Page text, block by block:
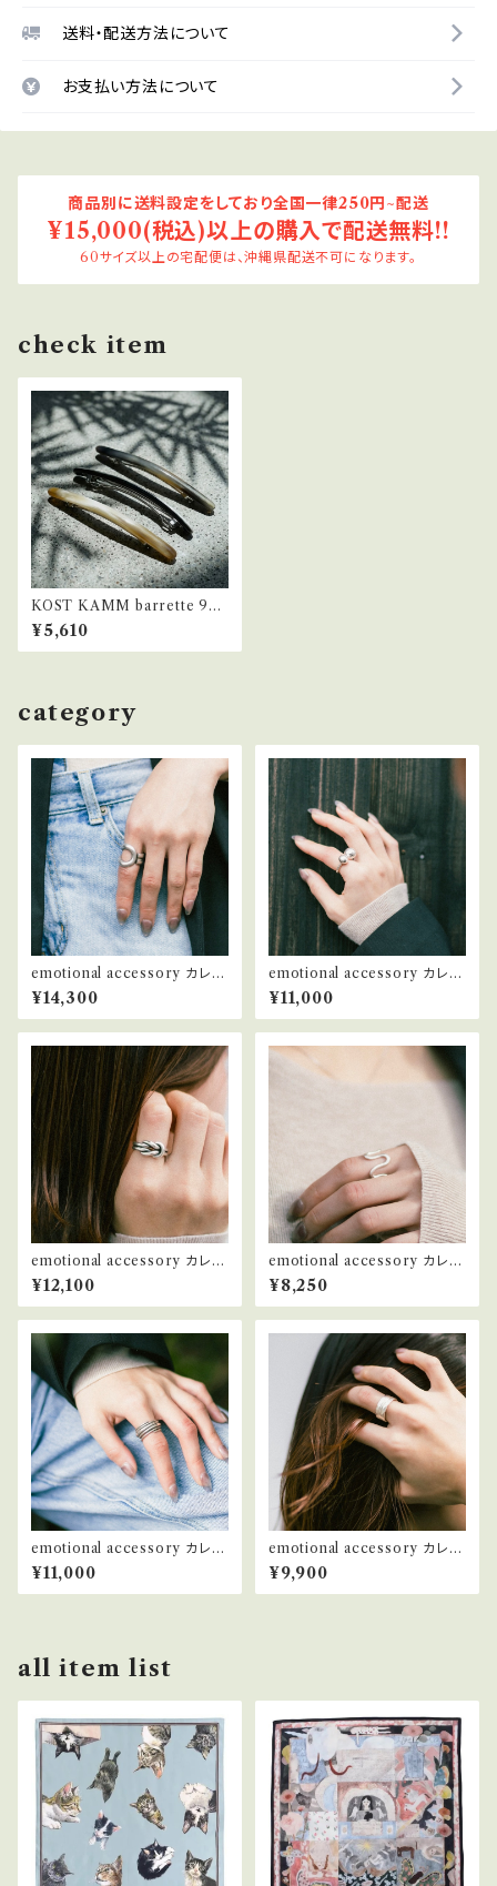
送料・配送方法について
お支払い方法について
商品別に送料設定をしており全国一律250円~配送
¥15,000(税込)以上の購入で配送無料!!
60サイズ以上の宅配便は、沖縄県配送不可になります。
check item
KOST KAMM barrette 953
2
¥5,610
category
emotional accessory カレン
シルバー リング #2
¥14,300
emotional accessory カレン
シルバー リング #4
¥11,000
emotional accessory カレン
シルバー リング #5
¥12,100
emotional accessory カレン
シルバー リング #6
¥8,250
emotional accessory カレン
シルバー リング #9
¥11,000
emotional accessory カレン
シルバー リング #14
¥9,900
all item list